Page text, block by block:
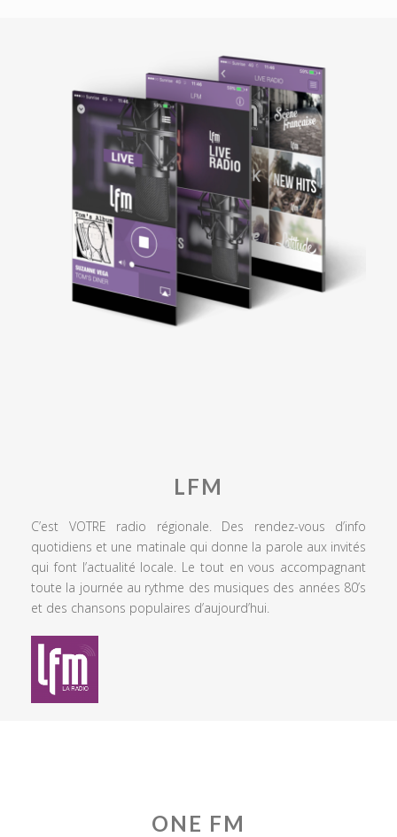
LFM
C’est VOTRE radio régionale. Des rendez-vous d’info
quotidiens et une matinale qui donne la parole aux invités
qui font l’actualité locale. Le tout en vous accompagnant
toute la journée au rythme des musiques des années 80’s
et des chansons populaires d’aujourd’hui.
ONE FM